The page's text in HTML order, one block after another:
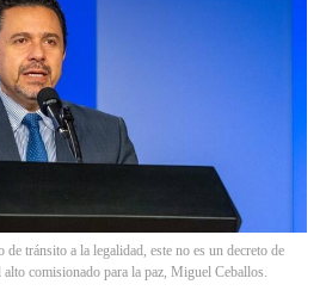
de tránsito a la legalidad, este no es un decreto de
comisionado para la paz, Miguel Ceballos.